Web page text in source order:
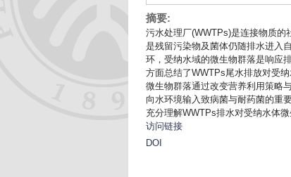
摘要:
污水处理厂(WWTPs)是连接物质的
是残留污染物及菌体仍随排水进入
环，受纳水域的微生物群落是响应
方面总结了WWTPs尾水排放对受
微生物群落通过改变营养利用策略
向水环境输入致病菌与耐药菌的重
充分理解WWTPs排水对受纳水体
访问链接
DOI